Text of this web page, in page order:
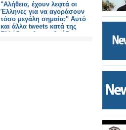
"Αλήθεια, έχουν λεφτά οι
Έλληνες για να αγοράσουν
τόσο μεγάλη σημαία;" Αυτό
και άλλα tweets κατά της
Ελλάδας χθες το βράδυ